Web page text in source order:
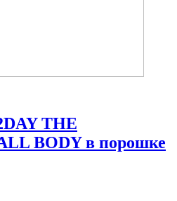
THE
BODY в порошке